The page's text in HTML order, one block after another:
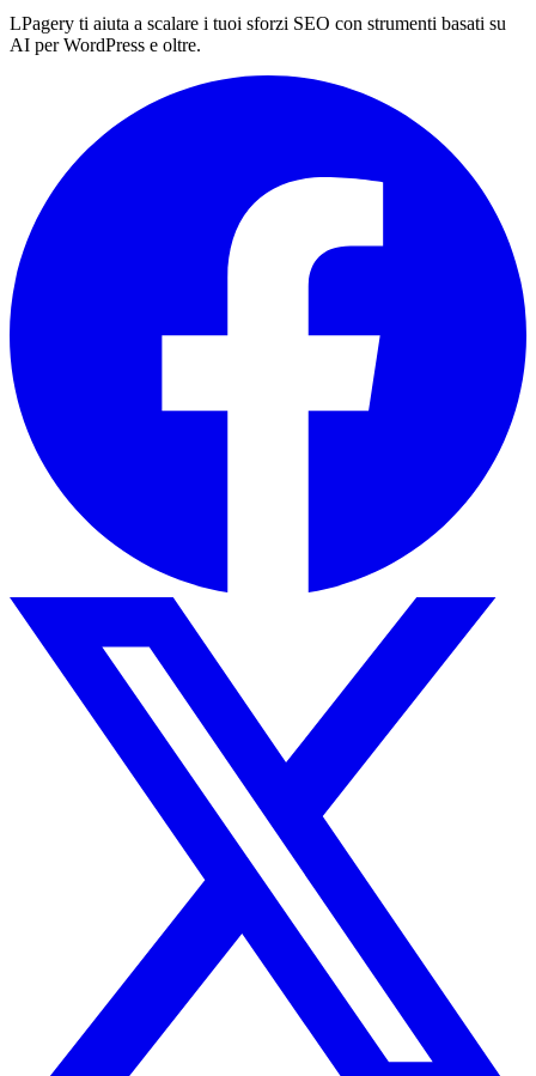
LPagery ti aiuta a scalare i tuoi sforzi SEO con strumenti basati su
AI per WordPress e oltre.